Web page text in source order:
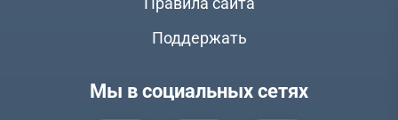
Поддержать
Мы в социальных сетях